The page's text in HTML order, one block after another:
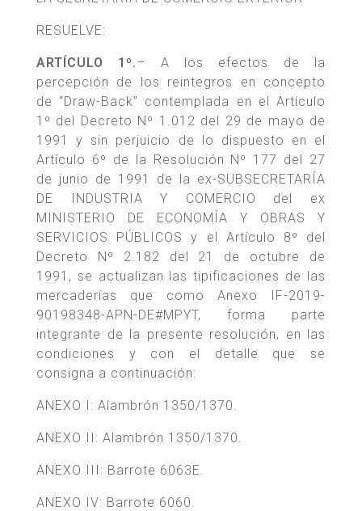
RESUELVE:
ARTÍCULO 1º.– A los efectos de la
percepción de los reintegros en concepto
de “Draw-Back” contemplada en el Artículo
1º del Decreto Nº 1.012 del 29 de mayo de
1991 y sin perjuicio de lo dispuesto en el
Artículo 6º de la Resolución Nº 177 del 27
de junio de 1991 de la ex-SUBSECRETARÍA
DE INDUSTRIA Y COMERCIO del ex
MINISTERIO DE ECONOMÍA Y OBRAS Y
SERVICIOS PÚBLICOS y el Artículo 8º del
Decreto Nº 2.182 del 21 de octubre de
1991, se actualizan las tipificaciones de las
mercaderías que como Anexo IF-2019-
90198348-APN-DE#MPYT, forma parte
integrante de la presente resolución, en las
condiciones y con el detalle que se
consigna a continuación:
ANEXO I: Alambrón 1350/1370.
ANEXO II: Alambrón 1350/1370.
ANEXO III: Barrote 6063E.
ANEXO IV: Barrote 6060.